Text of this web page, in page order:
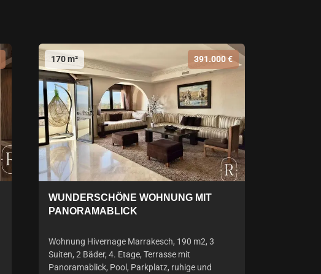
170 m² 391.000 €
WUNDERSCHÖNE WOHNUNG MIT
PANORAMABLICK
Wohnung Hivernage Marrakesch, 190 m2, 3
Suiten, 2 Bäder, 4. Etage, Terrasse mit
Panoramablick, Pool, Parkplatz, ruhige und